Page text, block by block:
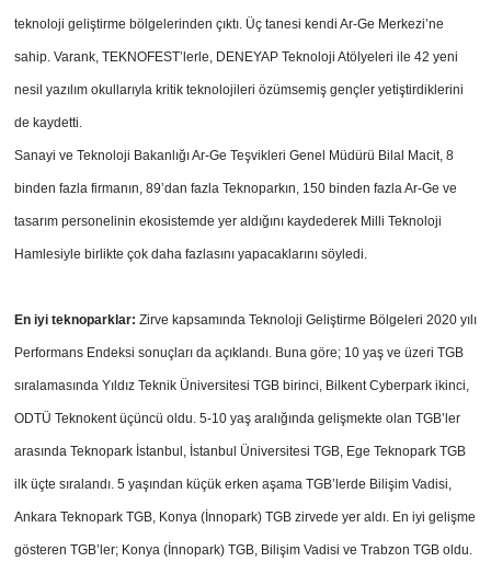
teknoloji geliştirme bölgelerinden çıktı. Üç tanesi kendi Ar-Ge Merkezi’ne
sahip. Varank, TEKNOFEST’lerle, DENEYAP Teknoloji Atölyeleri ile 42 yeni
nesil yazılım okullarıyla kritik teknolojileri özümsemiş gençler yetiştirdiklerini
de kaydetti.
Sanayi ve Teknoloji Bakanlığı Ar-Ge Teşvikleri Genel Müdürü Bilal Macit, 8
binden fazla firmanın, 89’dan fazla Teknoparkın, 150 binden fazla Ar-Ge ve
tasarım personelinin ekosistemde yer aldığını kaydederek Milli Teknoloji
Hamlesiyle birlikte çok daha fazlasını yapacaklarını söyledi.
En iyi teknoparklar: Zirve kapsamında Teknoloji Geliştirme Bölgeleri 2020 yılı
Performans Endeksi sonuçları da açıklandı. Buna göre; 10 yaş ve üzeri TGB
sıralamasında Yıldız Teknik Üniversitesi TGB birinci, Bilkent Cyberpark ikinci,
ODTÜ Teknokent üçüncü oldu. 5-10 yaş aralığında gelişmekte olan TGB’ler
arasında Teknopark İstanbul, İstanbul Üniversitesi TGB, Ege Teknopark TGB
ilk üçte sıralandı. 5 yaşından küçük erken aşama TGB’lerde Bilişim Vadisi,
Ankara Teknopark TGB, Konya (İnnopark) TGB zirvede yer aldı. En iyi gelişme
gösteren TGB’ler; Konya (İnnopark) TGB, Bilişim Vadisi ve Trabzon TGB oldu.